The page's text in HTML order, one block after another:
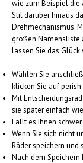
wie zum Beispiel die
Stil darüber hinaus
Drehmechanismus.
großen Namensliste
lassen Sie das
Wählen Sie
klicken Sie auf perish
Mit
sie später einfach
Fällt es Ihnen
Wenn Sie sich nicht
Räder speichern und
Nach dem